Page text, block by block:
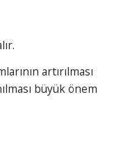
artırılması
büyük önem